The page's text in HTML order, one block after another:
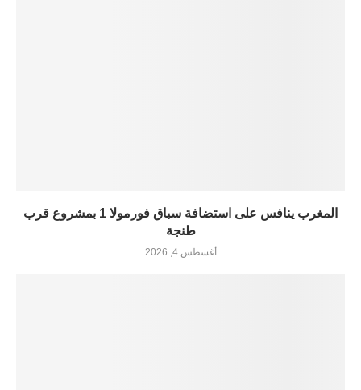
المغرب ينافس على استضافة سباق فورمولا 1 بمشروع قرب
طنجة
أغسطس 4, 2026